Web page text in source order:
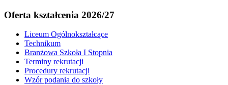
Oferta kształcenia 2026/27
Liceum Ogólnokształcące
Technikum
Branżowa Szkoła I Stopnia
Terminy rekrutacji
Procedury rekrutacji
Wzór podania do szkoły